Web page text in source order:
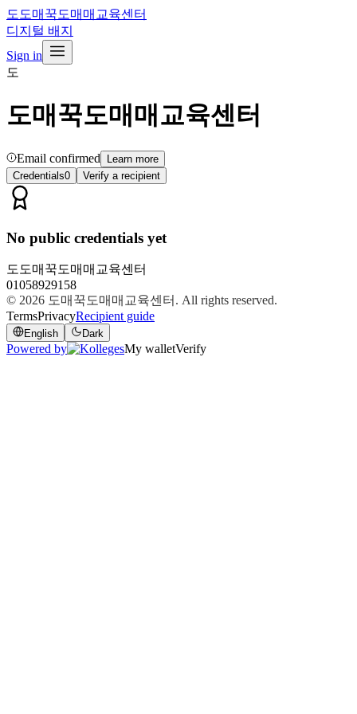
도 도매꾹도매매교육센터
디지털 배지
Sign in
도
도매꾹도매매교육센터
Email confirmed
Learn more
Credentials0 Verify a recipient
No public credentials yet
도 도매꾹도매매교육센터
01058929158
© 2026 도매꾹도매매교육센터 . All rights reserved.
TermsPrivacyRecipient guide
English Dark
Powered by My walletVerify